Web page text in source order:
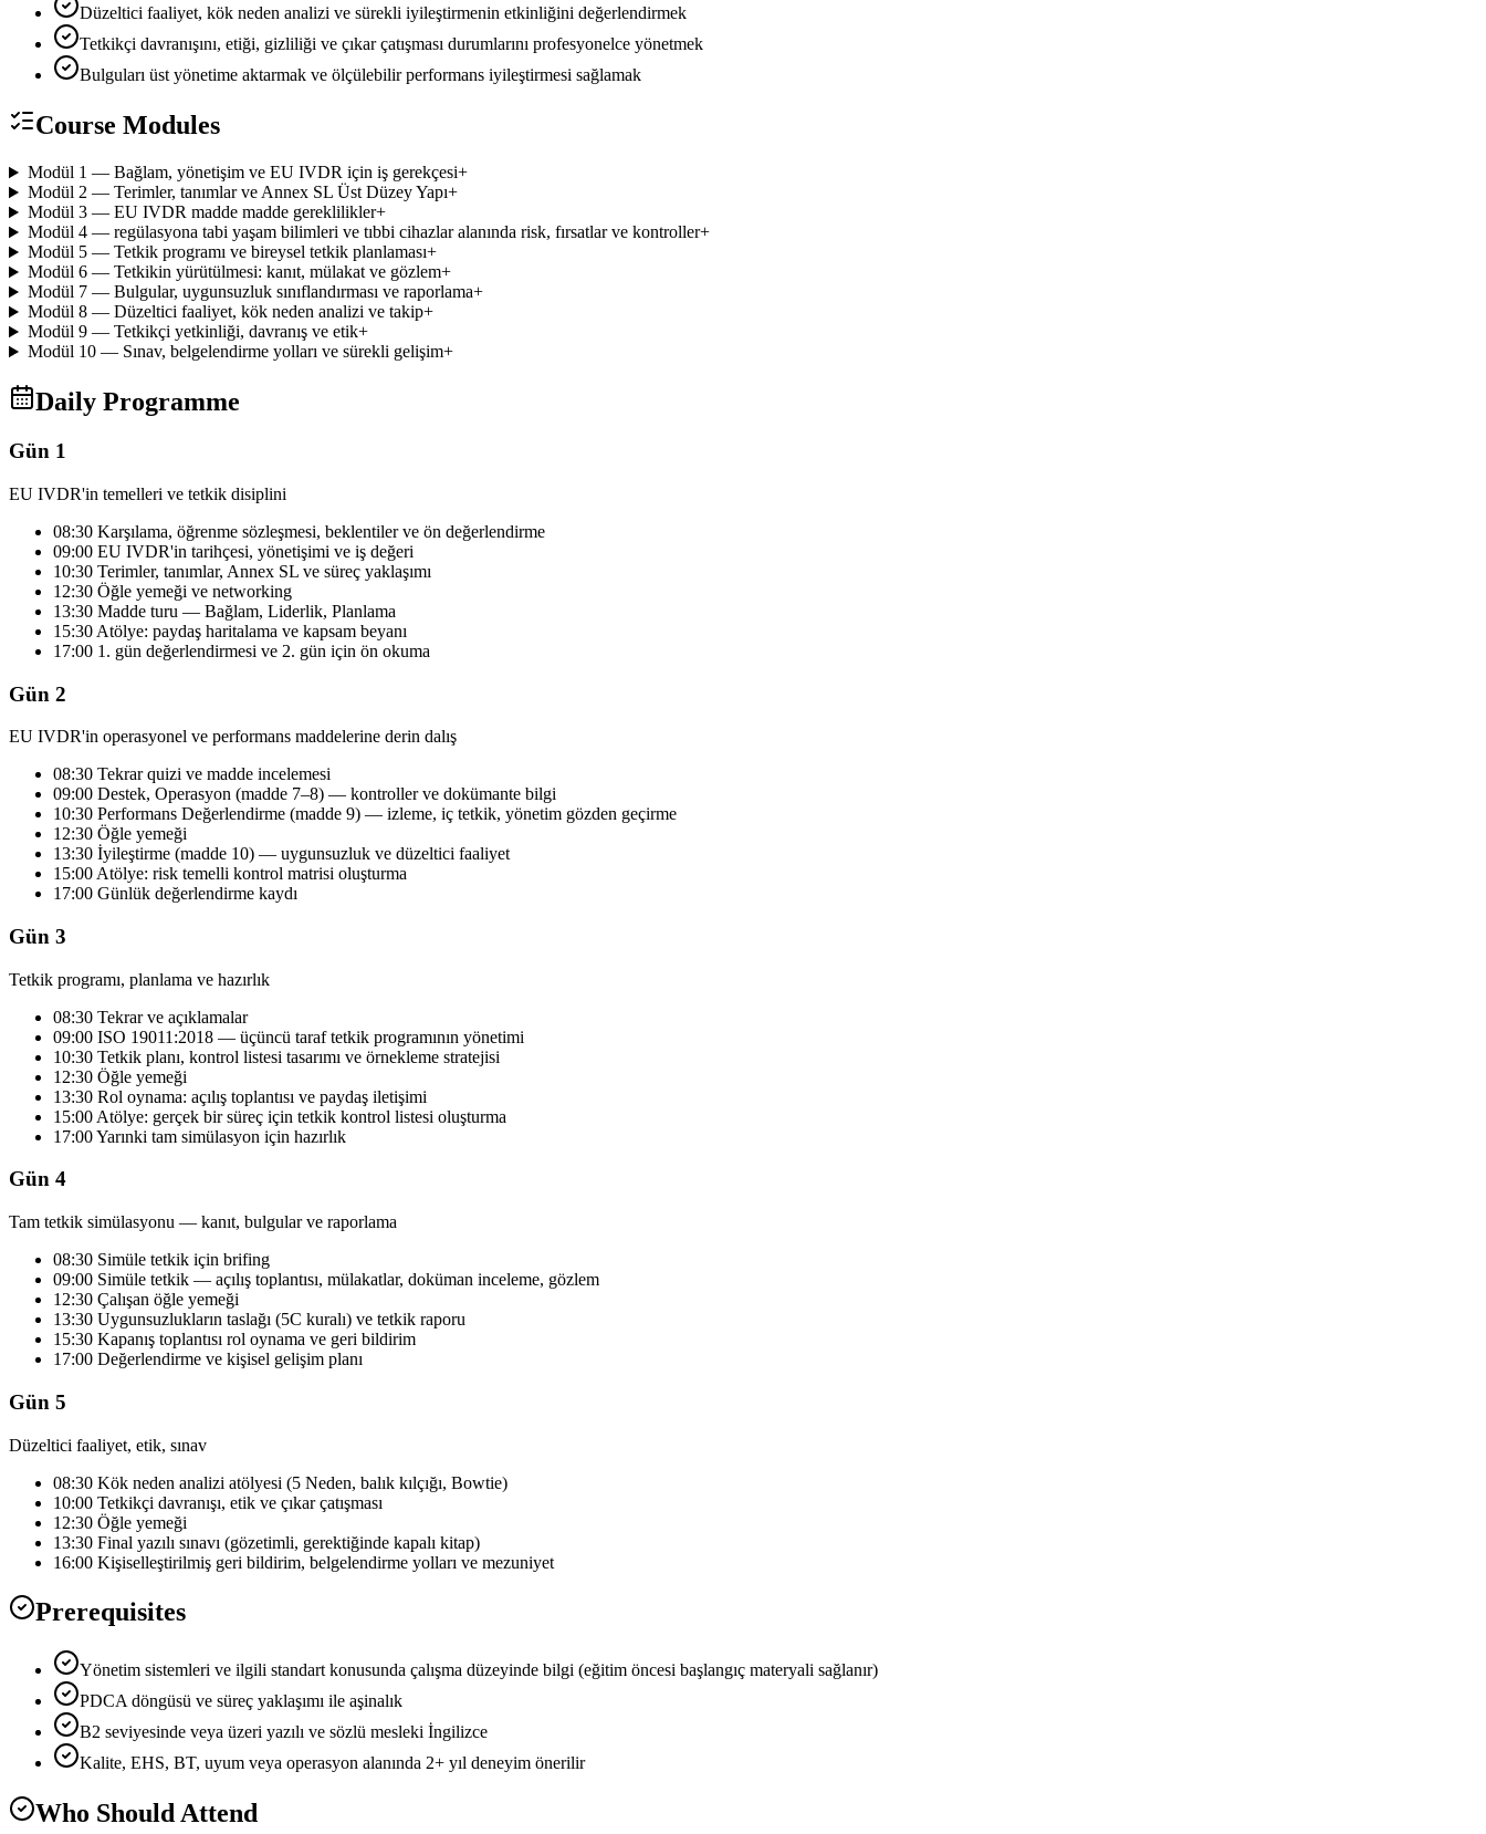
Düzeltici faaliyet, kök neden analizi ve sürekli iyileştirmenin etkinliğini değerlendirmek
Tetkikçi davranışını, etiği, gizliliği ve çıkar çatışması durumlarını profesyonelce yönetmek
Bulguları üst yönetime aktarmak ve ölçülebilir performans iyileştirmesi sağlamak
Course Modules
Modül 1 — Bağlam, yönetişim ve EU IVDR için iş gerekçesi+
Modül 2 — Terimler, tanımlar ve Annex SL Üst Düzey Yapı+
Modül 3 — EU IVDR madde madde gereklilikler+
Modül 4 — regülasyona tabi yaşam bilimleri ve tıbbi cihazlar alanında risk, fırsatlar ve kontroller+
Modül 5 — Tetkik programı ve bireysel tetkik planlaması+
Modül 6 — Tetkikin yürütülmesi: kanıt, mülakat ve gözlem+
Modül 7 — Bulgular, uygunsuzluk sınıflandırması ve raporlama+
Modül 8 — Düzeltici faaliyet, kök neden analizi ve takip+
Modül 9 — Tetkikçi yetkinliği, davranış ve etik+
Modül 10 — Sınav, belgelendirme yolları ve sürekli gelişim+
Daily Programme
Gün 1
EU IVDR'in temelleri ve tetkik disiplini
08:30 Karşılama, öğrenme sözleşmesi, beklentiler ve ön değerlendirme
09:00 EU IVDR'in tarihçesi, yönetişimi ve iş değeri
10:30 Terimler, tanımlar, Annex SL ve süreç yaklaşımı
12:30 Öğle yemeği ve networking
13:30 Madde turu — Bağlam, Liderlik, Planlama
15:30 Atölye: paydaş haritalama ve kapsam beyanı
17:00 1. gün değerlendirmesi ve 2. gün için ön okuma
Gün 2
EU IVDR'in operasyonel ve performans maddelerine derin dalış
08:30 Tekrar quizi ve madde incelemesi
09:00 Destek, Operasyon (madde 7–8) — kontroller ve dokümante bilgi
10:30 Performans Değerlendirme (madde 9) — izleme, iç tetkik, yönetim gözden geçirme
12:30 Öğle yemeği
13:30 İyileştirme (madde 10) — uygunsuzluk ve düzeltici faaliyet
15:00 Atölye: risk temelli kontrol matrisi oluşturma
17:00 Günlük değerlendirme kaydı
Gün 3
Tetkik programı, planlama ve hazırlık
08:30 Tekrar ve açıklamalar
09:00 ISO 19011:2018 — üçüncü taraf tetkik programının yönetimi
10:30 Tetkik planı, kontrol listesi tasarımı ve örnekleme stratejisi
12:30 Öğle yemeği
13:30 Rol oynama: açılış toplantısı ve paydaş iletişimi
15:00 Atölye: gerçek bir süreç için tetkik kontrol listesi oluşturma
17:00 Yarınki tam simülasyon için hazırlık
Gün 4
Tam tetkik simülasyonu — kanıt, bulgular ve raporlama
08:30 Simüle tetkik için brifing
09:00 Simüle tetkik — açılış toplantısı, mülakatlar, doküman inceleme, gözlem
12:30 Çalışan öğle yemeği
13:30 Uygunsuzlukların taslağı (5C kuralı) ve tetkik raporu
15:30 Kapanış toplantısı rol oynama ve geri bildirim
17:00 Değerlendirme ve kişisel gelişim planı
Gün 5
Düzeltici faaliyet, etik, sınav
08:30 Kök neden analizi atölyesi (5 Neden, balık kılçığı, Bowtie)
10:00 Tetkikçi davranışı, etik ve çıkar çatışması
12:30 Öğle yemeği
13:30 Final yazılı sınavı (gözetimli, gerektiğinde kapalı kitap)
16:00 Kişiselleştirilmiş geri bildirim, belgelendirme yolları ve mezuniyet
Prerequisites
Yönetim sistemleri ve ilgili standart konusunda çalışma düzeyinde bilgi (eğitim öncesi başlangıç materyali sağlanır)
PDCA döngüsü ve süreç yaklaşımı ile aşinalık
B2 seviyesinde veya üzeri yazılı ve sözlü mesleki İngilizce
Kalite, EHS, BT, uyum veya operasyon alanında 2+ yıl deneyim önerilir
Who Should Attend